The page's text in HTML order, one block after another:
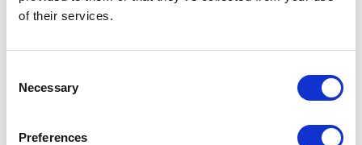
of their services.
Selection
Necessary
Preferences
Aplikacja JPK Apollogic –
organów kontrolujących!